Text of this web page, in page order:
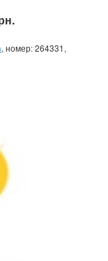
, номер: 264331,